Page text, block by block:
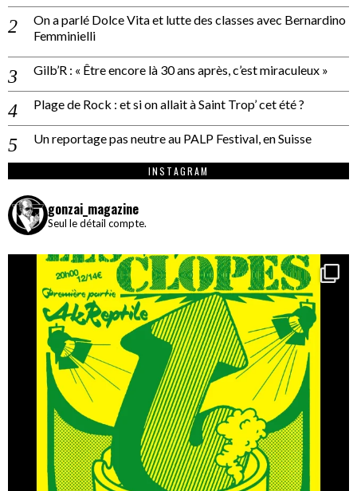
On a parlé Dolce Vita et lutte des classes avec Bernardino
Femminielli
Gilb’R : « Être encore là 30 ans après, c’est miraculeux »
Plage de Rock : et si on allait à Saint Trop’ cet été ?
Un reportage pas neutre au PALP Festival, en Suisse
INSTAGRAM
gonzai_magazine
Seul le détail compte.